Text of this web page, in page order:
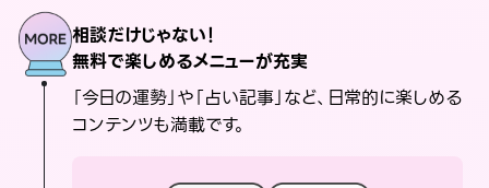
相談だけじゃない！
無料で楽しめるメニューが充実
「今日の運勢」や「占い記事」など、日常的に楽しめる
コンテンツも満載です。